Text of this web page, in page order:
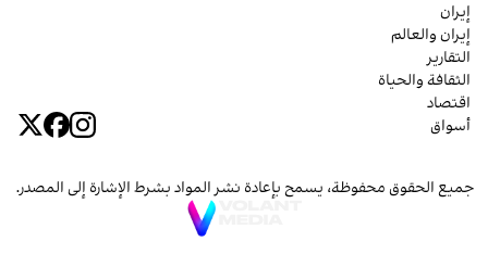
إيران
إيران والعالم
التقارير
الثقافة والحياة
اقتصاد
أسواق
جميع الحقوق محفوظة، يسمح بإعادة نشر المواد بشرط الإشارة إلى المصدر.